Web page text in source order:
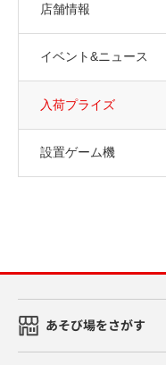
店舗情報
イベント&ニュース
入荷プライズ
設置ゲーム機
あそび場をさがす